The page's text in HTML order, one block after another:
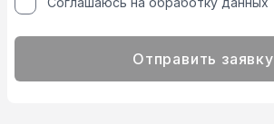
Отправить заявку